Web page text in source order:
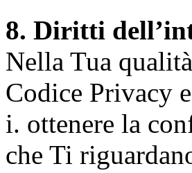
8. Diritti
Nella Tua
Codice Privacy
i. ottenere la
che Ti